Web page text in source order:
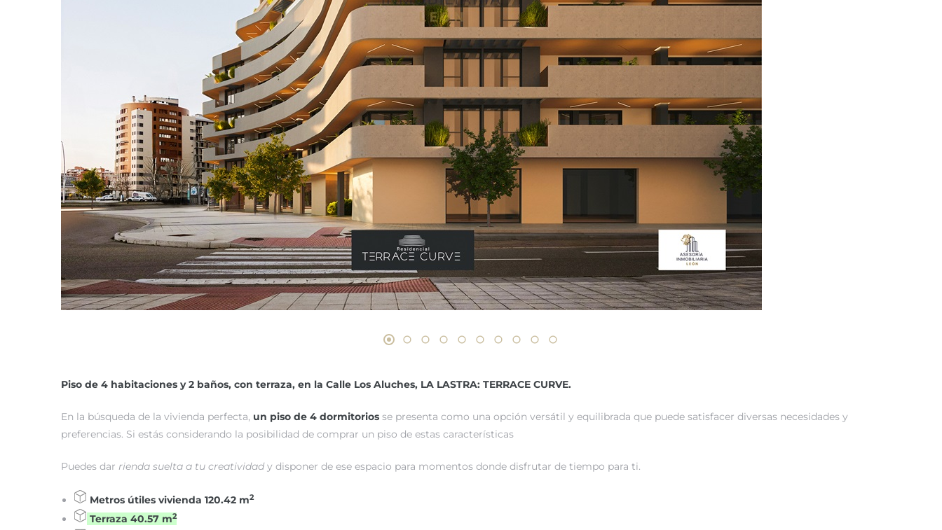
Piso de 4 habitaciones y 2 baños, con terraza, en la Calle Los Aluches, LA LASTRA: TERRACE CURVE.
En la búsqueda de la vivienda perfecta, un piso de 4 dormitorios se presenta como una opción versátil y equilibrada que puede satisfacer diversas necesidades y
preferencias. Si estás considerando la posibilidad de comprar un piso de estas características
Puedes dar rienda suelta a tu creatividady disponer de ese espacio para momentos donde disfrutar de tiempo para ti.
Metros útiles vivienda 120.42 m2
Terraza 40.57 m2